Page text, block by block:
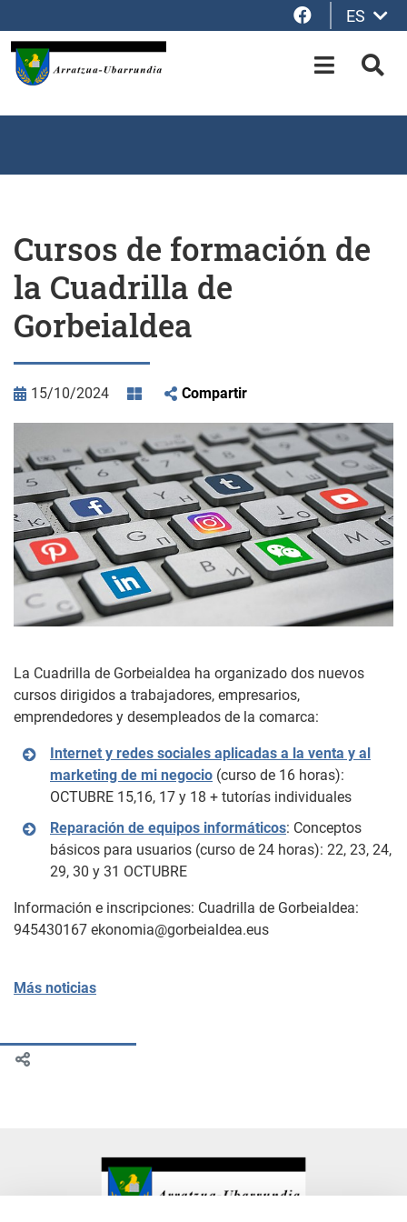
Facebook
ES
OPEN-
Cursos de formación de
la Cuadrilla de
Gorbeialdea
15/10/2024 Compartir
La Cuadrilla de Gorbeialdea ha organizado dos nuevos
cursos dirigidos a trabajadores, empresarios,
emprendedores y desempleados de la comarca:
Internet y redes sociales aplicadas a la venta y al
marketing de mi negocio (curso de 16 horas):
OCTUBRE 15,16, 17 y 18 + tutorías individuales
Reparación de equipos informáticos: Conceptos
básicos para usuarios (curso de 24 horas): 22, 23, 24,
29, 30 y 31 OCTUBRE
Información e inscripciones: Cuadrilla de Gorbeialdea:
945430167 ekonomia@gorbeialdea.eus
Más noticias